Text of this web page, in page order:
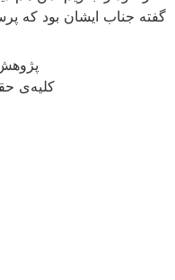
گفته جناب ایشان بود که
کلیه‌ی